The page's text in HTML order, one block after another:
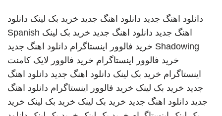
دانلود اهنگ جدید دانلود اهنگ جدید خرید بک لینک دانلود
اهنگ جدید دانلود اهنگ جدید خرید بک لینک Spanish
Shadowing خرید فالوور اینستاگرام دانلود اهنگ جدید
خرید فالوور اینستاگرام خرید فالوور لایک کامنت
اینستاگرام خرید بک لینک دانلود اهنگ جدید دانلود اهنگ
جدید خرید بک لینک خرید فالوور اینستاگرام دانلود اهنگ
جدید دانلود اهنگ جدید خرید بک لینک خرید بک لینک خرید